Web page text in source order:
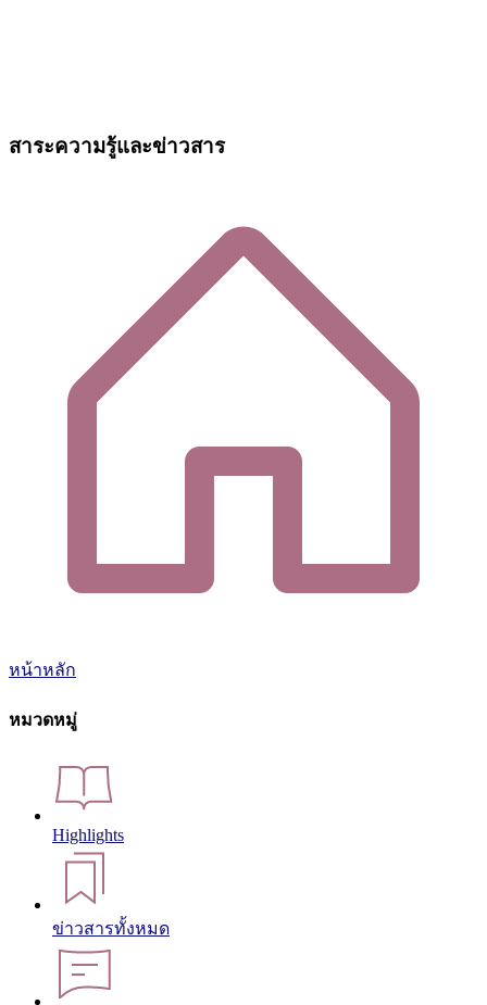
สาระความรู้และข่าวสาร
หน้าหลัก
หมวดหมู่
Highlights
ข่าวสารทั้งหมด